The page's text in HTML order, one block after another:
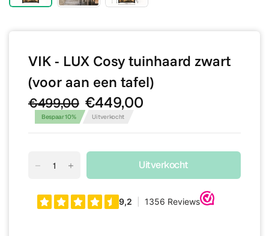
VIK - LUX Cosy tuinhaard zwart
(voor aan een tafel)
€499,00 €449,00
Bespaar 10% Uitverkocht
Uitverkocht